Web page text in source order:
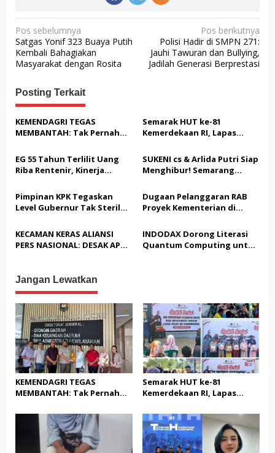
N
a
v
g
a
s
p
s
Pos sebelumnya
Satgas Yonif 323 Buaya Putih
Kembali Bahagiakan
Masyarakat dengan Rosita
Pos berikutnya
Polisi Hadir di SMPN 271:
Jauhi Tawuran dan Bullying,
Jadilah Generasi Berprestasi
Posting Terkait
KEMENDAGRI TEGAS
MEMBANTAH: Tak Pernah
STC Tak Diperpanjang
Semarak HUT ke-81
Kemerdekaan RI, Lapas
Sosial dan Pemeriksaan
Kesehatan Gratis bagi
Masyarakat
EG 55 Tahun Terlilit Uang
Riba Rentenir, Kinerja
Satreskrim Polresta
Karawang unit krimum
Patut di Pertanyakan
SUKENI cs & Arlida Putri Siap
Menghibur! Semarang
Akbar “Back On Track” 2026–
2029
Pimpinan KPK Tegaskan
Level Gubernur Tak Steril
Cukup, Bukan Dilindungi
Dugaan Pelanggaran RAB
Proyek Kementerian di
Nasionaldetik.com Desak
Tindakan Tegas
KECAMAN KERAS ALIANSI
PERS NASIONAL: DESAK APH
USUT TUNTAS GURITA
PUNGLI BERJAMAAH SERTA
KEPALA DINAS PENDIDIKAN
INDODAX Dorong Literasi
Quantum Computing untuk
Jangan Lewatkan
KEMENDAGRI TEGAS
MEMBANTAH: Tak Pernah
STC Tak Diperpanjang
Semarak HUT ke-81
Kemerdekaan RI, Lapas
Sosial dan Pemeriksaan
Kesehatan Gratis bagi
Masyarakat